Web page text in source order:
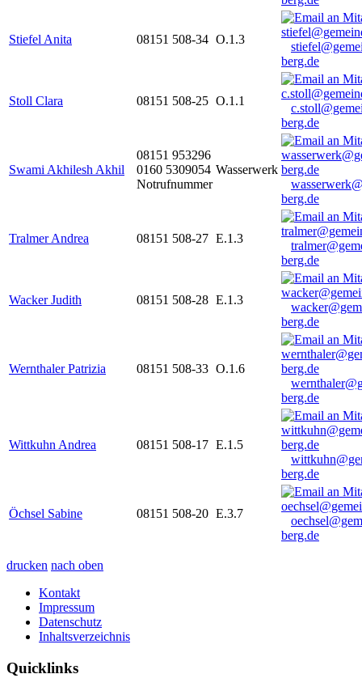
Stiefel Anita 08151 508-34 O.1.3
berg.de
Stoll Clara 08151 508-25 O.1.1
berg.de
Swami Akhilesh Akhil
08151 953296
0160 5309054
Notrufnummer
Wasserwerk
berg.de
Tralmer Andrea 08151 508-27 E.1.3
berg.de
Wacker Judith 08151 508-28 E.1.3
berg.de
Wernthaler Patrizia 08151 508-33 O.1.6
berg.de
Wittkuhn Andrea 08151 508-17 E.1.5
berg.de
Öchsel Sabine 08151 508-20 E.3.7
berg.de
drucken nach oben
Kontakt
Impressum
Datenschutz
Inhaltsverzeichnis
Quicklinks